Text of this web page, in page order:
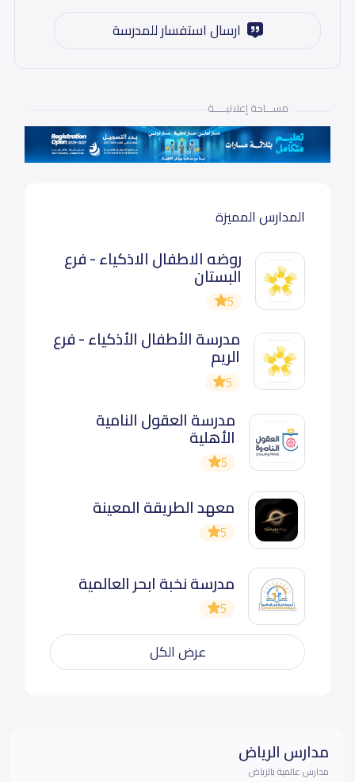
ارسال استفسار للمدرسة
مســـاحة إعلانيـــــة
المدارس المميزة
روضه الاطفال الاذكياء - فرع
البستان
5
مدرسة الأطفال الأذكياء - فرع
الريم
5
مدرسة العقول النامية
الأهلية
5
معهد الطريقة المعينة
5
مدرسة نخبة ابحر العالمية
5
عرض الكل
مدارس الرياض
مدارس عالمية بالرياض